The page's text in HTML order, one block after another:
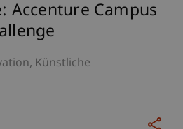
Accenture Campus
Künstliche